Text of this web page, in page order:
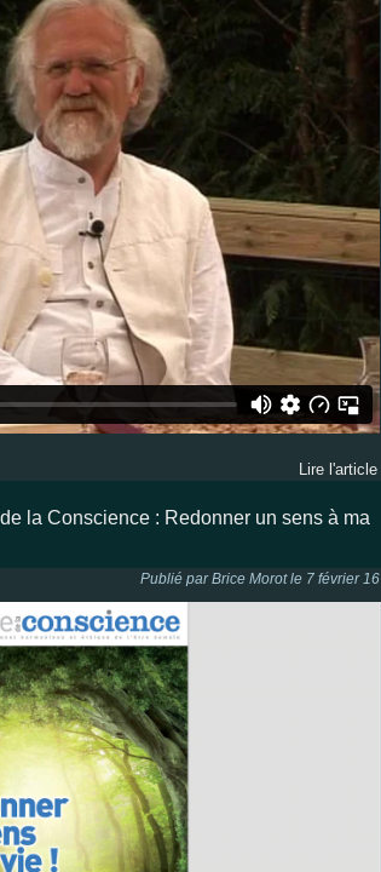
Lire l'article
la Conscience : Redonner un sens à ma
Publié par Brice Morot le 7 février 16